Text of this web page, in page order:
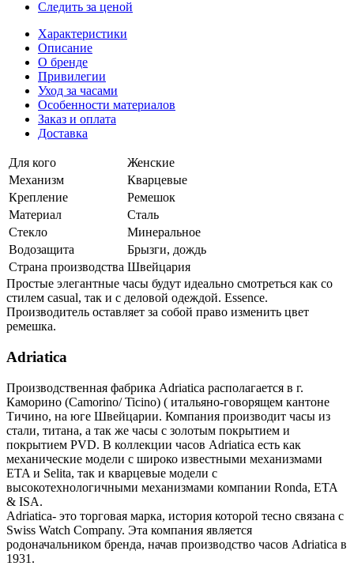
Следить за ценой
Характеристики
Описание
О бренде
Привилегии
Уход за часами
Особенности материалов
Заказ и оплата
Доставка
Для кого
Женские
Механизм
Кварцевые
Крепление
Ремешок
Материал
Сталь
Стекло
Минеральное
Водозащита
Брызги, дождь
Страна производства Швейцария
Простые элегантные часы будут идеально смотреться как со
стилем casual, так и с деловой одеждой. Essence.
Производитель оставляет за собой право изменить цвет
ремешка.
Adriatica
Производственная фабрика Adriatica располагается в г.
Каморино (Camorino/ Ticino) ( итальяно-говорящем кантоне
Тичино, на юге Швейцарии. Компания производит часы из
стали, титана, а так же часы с золотым покрытием и
покрытием PVD. В коллекции часов Adriatica есть как
механические модели с широко известными механизмами
ETA и Selita, так и кварцевые модели с
высокотехнологичными механизмами компании Ronda, ETA
& ISA.
Adriatica- это торговая марка, история которой тесно связана с
Swiss Watch Company. Эта компания является
родоначальником бренда, начав производство часов Adriatica в
1931.